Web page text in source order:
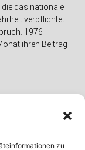
zu
die das nationale
verpflichtet
1976
ihren Beitrag